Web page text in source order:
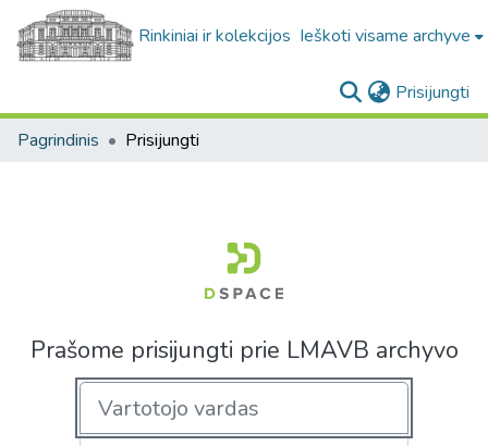
Rinkiniai ir kolekcijos Ieškoti visame archyve
Prisijungti
Pagrindinis Prisijungti
Prašome prisijungti prie LMAVB archyvo